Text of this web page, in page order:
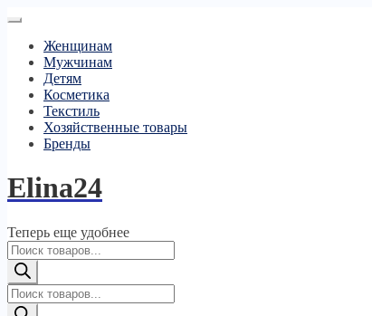
Женщинам
Мужчинам
Детям
Косметика
Текстиль
Хозяйственные товары
Бренды
Elina24
Теперь еще удобнее
Поиск
товаров
Поиск
товаров